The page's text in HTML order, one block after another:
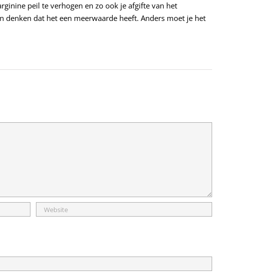
peil te verhogen en zo ook je afgifte van het
dat het een meerwaarde heeft. Anders moet je het